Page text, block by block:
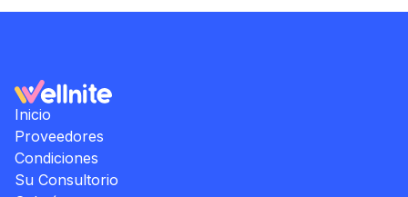
Inicio
Proveedores
Condiciones
Su Consultorio